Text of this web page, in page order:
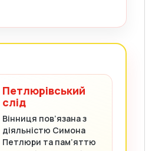
Петлюрівський
слід
Вінниця пов’язана з
діяльністю Симона
Петлюри та пам’яттю